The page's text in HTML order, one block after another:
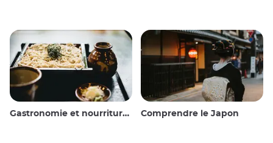
Gastronomie et nourriture japonaise Comprendre le Japon